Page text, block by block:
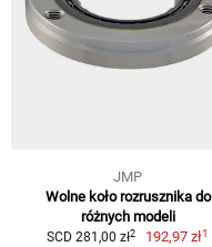
JMP
Wolne koło rozrusznika do
różnych modeli
SCD 281,00 zł2 192,97 zł1